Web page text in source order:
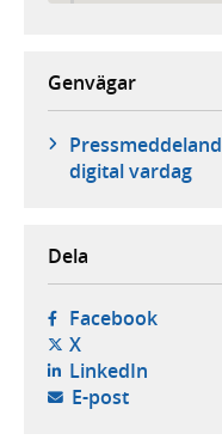
Genvägar
digital vardag
Dela
Facebook-
X- öppnas i ny
LinkedIn-
E-post- öppnar